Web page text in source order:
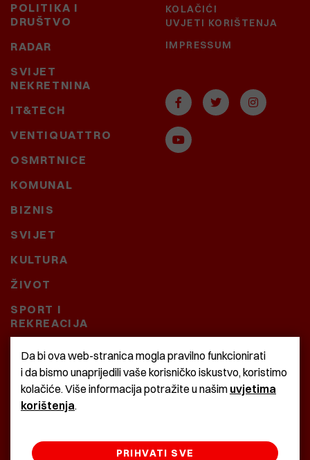
POLITIKA I
DRUŠTVO
RADAR
SVIJET
NEKRETNINA
IT&TECH
VENTIQUATTRO
OSMRTNICE
KOMUNAL
BIZNIS
SVIJET
KULTURA
ŽIVOT
SPORT I
REKREACIJA
CRNA KRONIKA
BAŠTARDINI I PRAVI
KRASNA ZEMLJA
KOLAČIĆI
UVJETI KORIŠTENJA
IMPRESSUM
Da bi ova web-stranica mogla pravilno funkcionirati
i da bismo unaprijedili vaše korisničko iskustvo, koristimo
kolačiće. Više informacija potražite u našim uvjetima
korištenja.
PRIHVATI SVE